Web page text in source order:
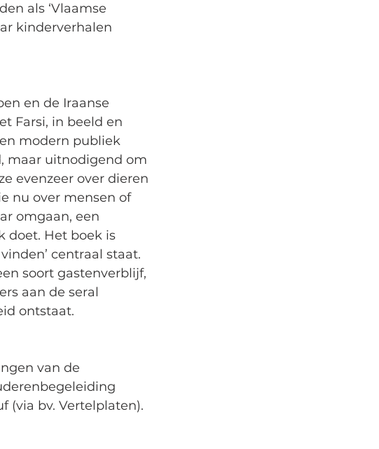
als ‘Vlaamse
kinderverhalen
en de Iraanse
Farsi, in beeld en
modern publiek
maar uitnodigend om
evenzeer over dieren
nu over mensen of
omgaan, een
doet. Het boek is
centraal staat.
soort gastenverblijf,
aan de seral
ontstaat.
van de
(via bv. Vertelplaten).